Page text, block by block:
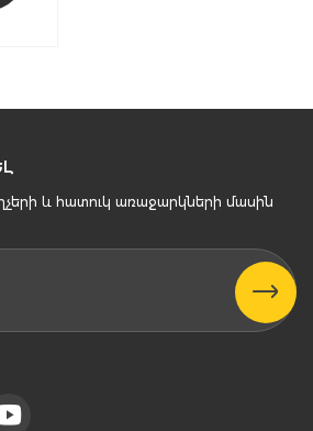
և հատուկ առաջարկների մասին